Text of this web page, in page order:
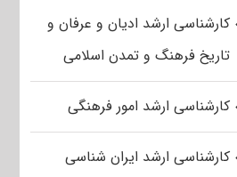
کارشناسی ارشد ادیان و عرفان و
تاریخ فرهنگ و تمدن اسلامی
کارشناسی ارشد امور فرهنگی
کارشناسی ارشد ایران شناسی